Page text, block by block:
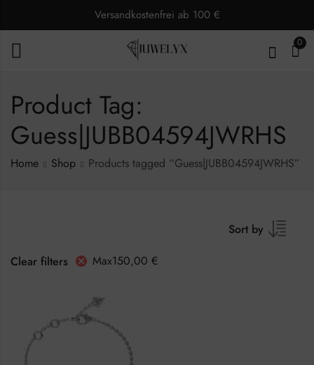
Versandkostenfrei ab 100 €
0
Product Tag:
Guess|JUBB04594JWRHS
Home Shop Products tagged “Guess|JUBB04594JWRHS”
Sort by
Clear filters
Max150,00 €